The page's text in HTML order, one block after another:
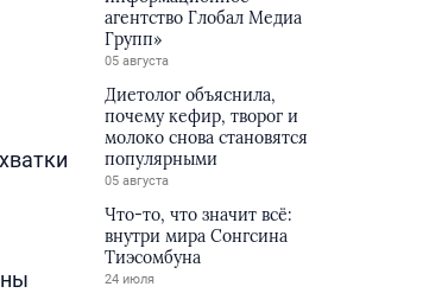
агентство Глобал Медиа
Групп»
05 августа
Диетолог объяснила,
почему кефир, творог и
молоко снова становятся
популярными
05 августа
Что-то, что значит всё:
внутри мира Сонгсина
Тиэсомбуна
24 июля